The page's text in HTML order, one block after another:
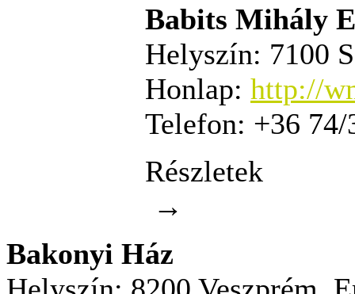
Babits Mihály
Helyszín: 7100
Honlap: http://
Telefon: +36
Részletek
→
Bakonyi Ház